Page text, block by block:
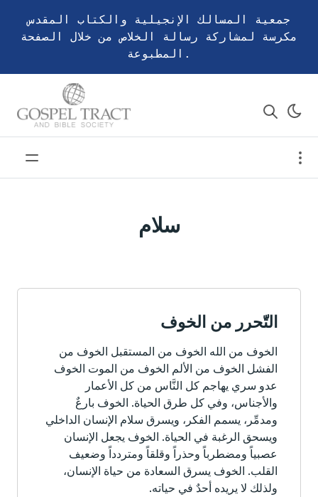
جمعية المسالك الإنجيلية والكتاب المقدس
مكرسة لمشاركة رسالة الخلاص من خلال الصفحة
المطبوعة.
سلام
التّحرر من الخوف
الخوف من الله الخوف من المستقبل الخوف من
الفشل الخوف من الألم الخوف من الموت الخوف
عدو سري يهاجم كل النَّاس من كل الأعمار
والأجناس، وفي كل طرق الحياة. الخوف بارعٌ
ومدمِّر، يسمم الفكر، ويسرق سلام الإنسان الداخلي
ويسحق الرغبة في الحياة. الخوف يجعل الإنسان
عصبياً ومضطرباً وحذراً وقلقاً ومتردداً وضعيف
القلب. الخوف يسرق السعادة من حياة الإنسان،
ولذلك لا يريده أحدٌ في حياته.